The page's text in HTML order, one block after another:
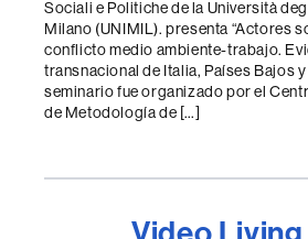
Sociali e Politiche de la Università
Milano (UNIMIL). presenta “Actores
conflicto medio ambiente-trabajo.
transnacional de Italia, Países Bajos y
seminario fue organizado por el
de Metodología de […]
Video